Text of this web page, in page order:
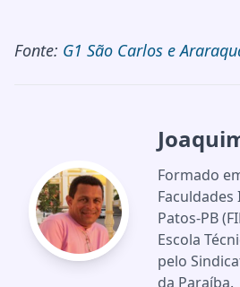
Fonte: G1 São Carlos e
Formado
Patos-PB
Escola
pelo
da Paraíba.